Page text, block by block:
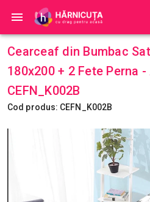
Cearceaf din Bumbac
180x200 + 2 Fete Perna
CEFN_K002B
Cod produs: CEFN_K002B